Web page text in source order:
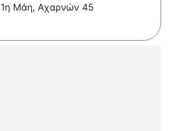
Μάη, Αχαρνών 45